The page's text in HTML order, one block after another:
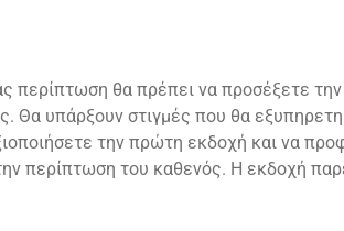
περίπτωση θα πρέπει να προσέξετε
Θα υπάρξουν στιγμές που θα
την πρώτη εκδοχή και να
περίπτωση του καθενός. Η εκδοχή